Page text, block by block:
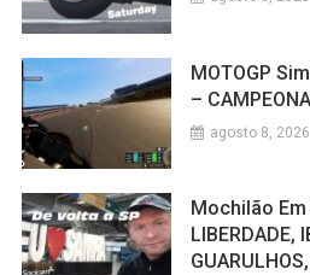
MOTOGP
–
agosto 8, 2026
Mochilão
LIBERDADE,